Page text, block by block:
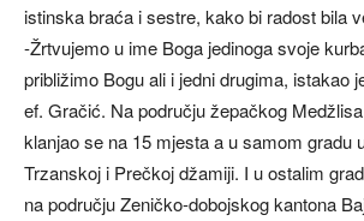
istinska braća i sestre, kako bi radost bila
-Žrtvujemo u ime Boga jedinoga svoje
približimo Bogu ali i jedni drugima, istakao
ef. Gračić. Na području žepačkog
klanjao se na 15 mjesta a u samom gradu
Trzanskoj i Prečkoj džamiji. I u ostalim
na području Zeničko-dobojskog kantona